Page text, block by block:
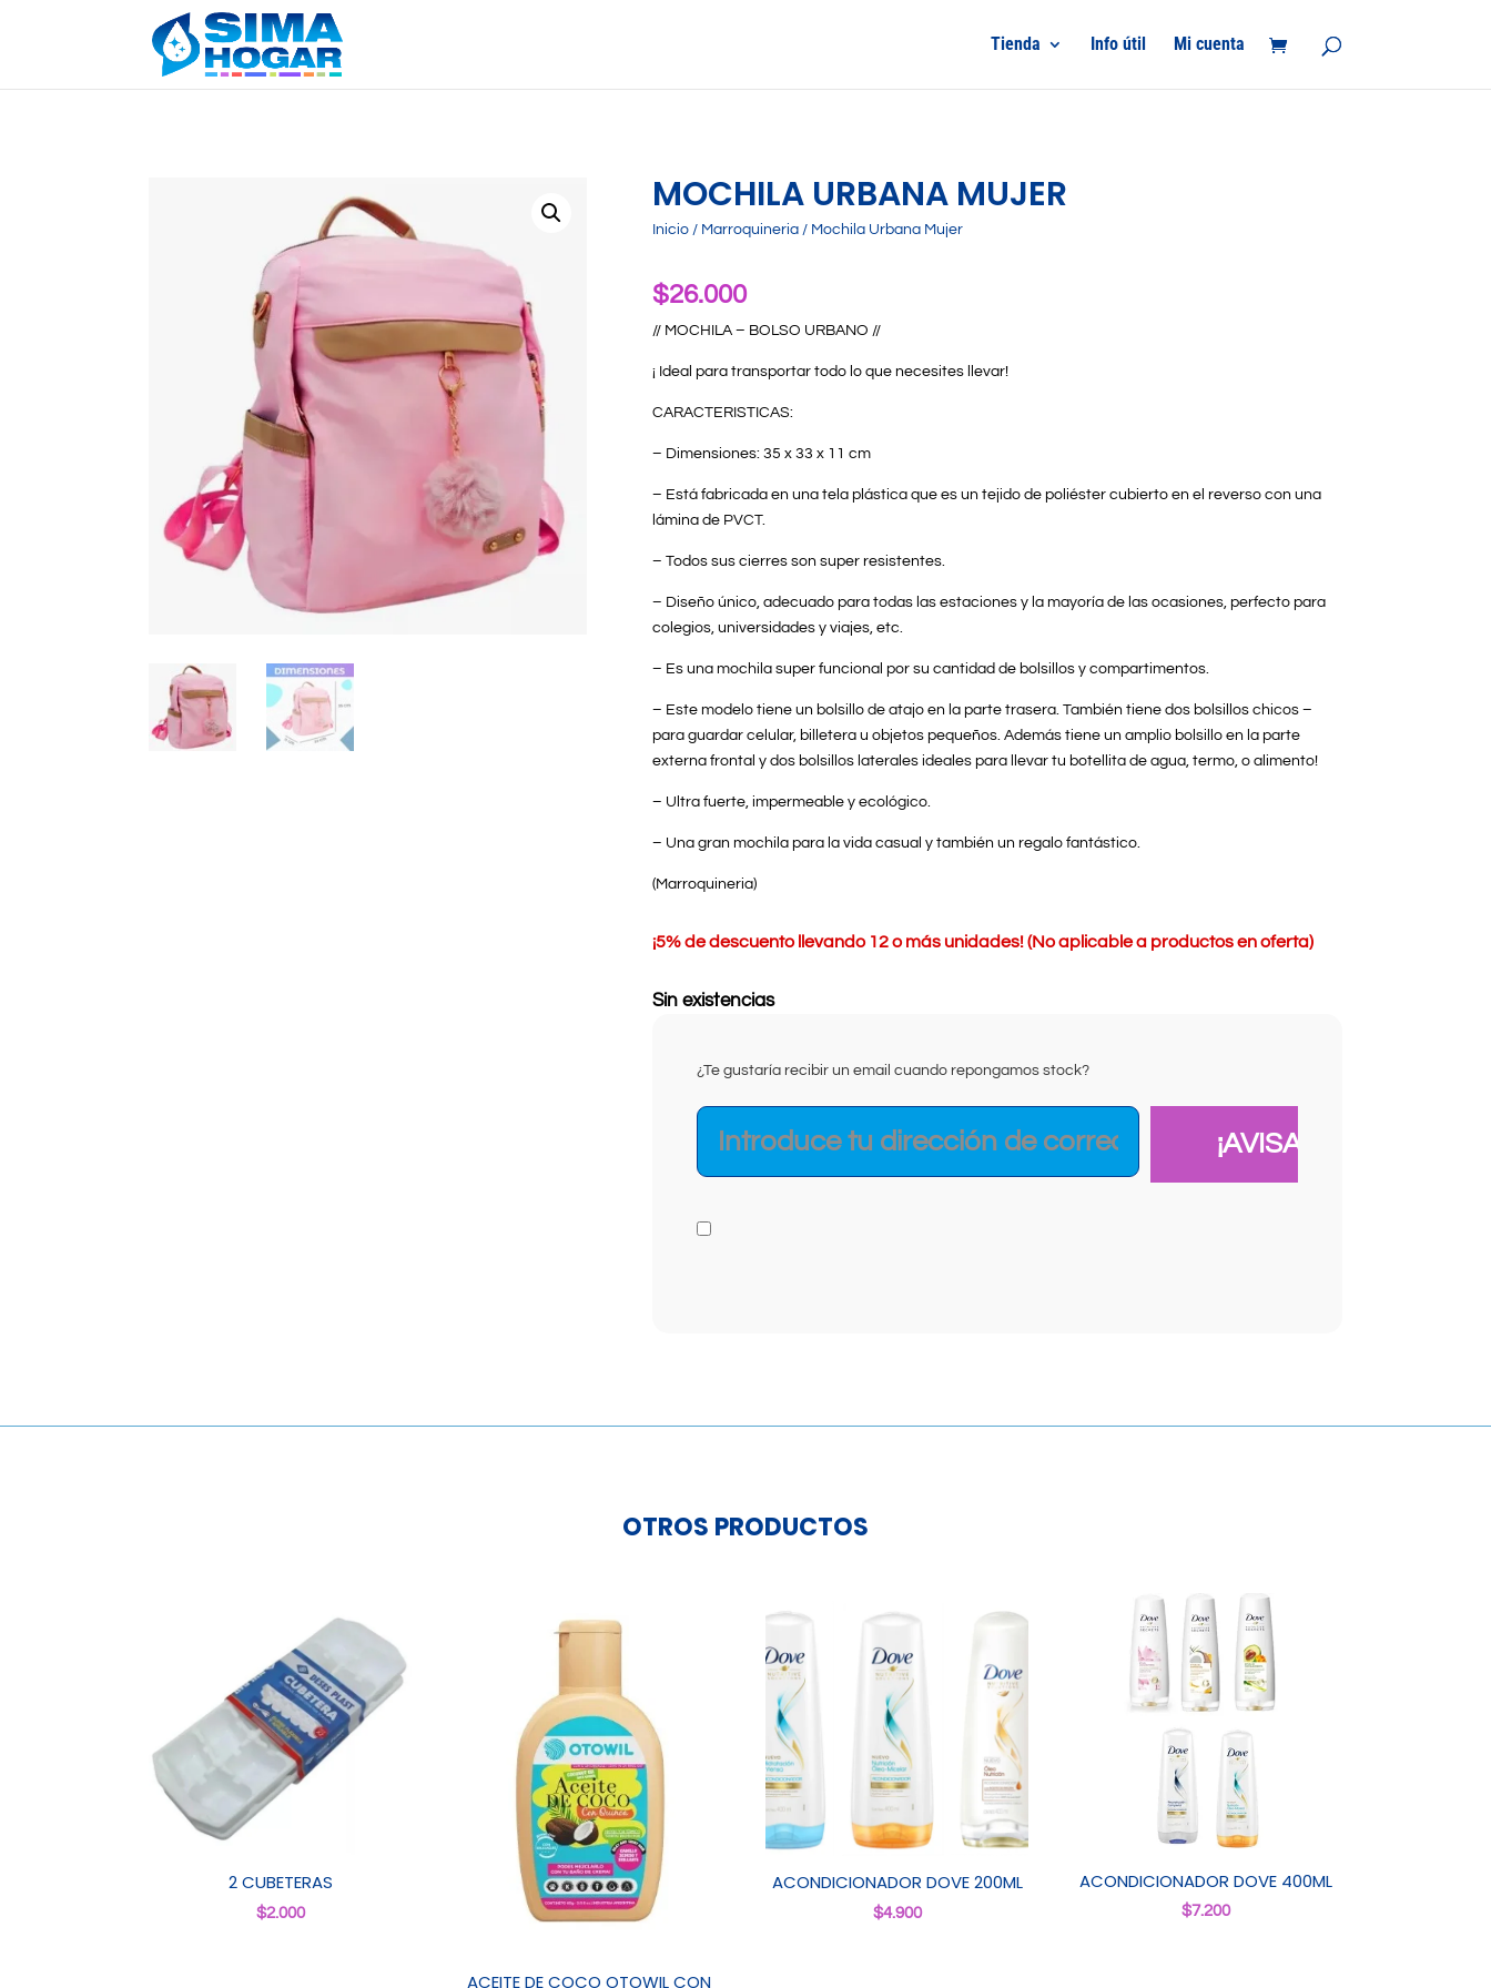
Tienda Info útil Mi cuenta
MOCHILA URBANA MUJER
Inicio / Marroquineria / Mochila Urbana Mujer
$26.000
// MOCHILA – BOLSO URBANO //
¡ Ideal para transportar todo lo que necesites llevar!
CARACTERISTICAS:
– Dimensiones: 35 x 33 x 11 cm
– Está fabricada en una tela plástica que es un tejido de poliéster cubierto en el reverso con una
lámina de PVCT.
– Todos sus cierres son super resistentes.
– Diseño único, adecuado para todas las estaciones y la mayoría de las ocasiones, perfecto para
colegios, universidades y viajes, etc.
– Es una mochila super funcional por su cantidad de bolsillos y compartimentos.
– Este modelo tiene un bolsillo de atajo en la parte trasera. También tiene dos bolsillos chicos –
para guardar celular, billetera u objetos pequeños. Además tiene un amplio bolsillo en la parte
externa frontal y dos bolsillos laterales ideales para llevar tu botellita de agua, termo, o alimento!
– Ultra fuerte, impermeable y ecológico.
– Una gran mochila para la vida casual y también un regalo fantástico.
(Marroquineria)
¡5% de descuento llevando 12 o más unidades! (No aplicable a productos en oferta)
Sin existencias
¿Te gustaría recibir un email cuando repongamos stock?
OTROS PRODUCTOS
2 CUBETERAS
$2.000
ACEITE DE COCO OTOWIL CON
ACONDICIONADOR DOVE 200ML
$4.900
ACONDICIONADOR DOVE 400ML
$7.200